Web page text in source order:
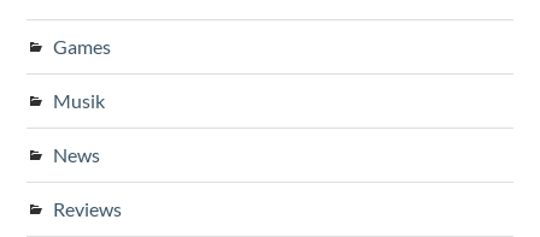
Games
Musik
News
Reviews